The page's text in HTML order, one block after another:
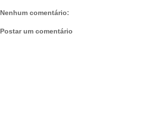
Nenhum comentário:
Postar um comentário